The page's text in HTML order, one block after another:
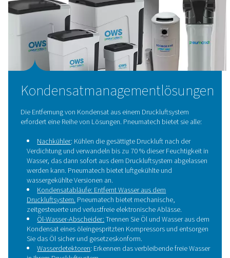
Wasserabscheider
Wasserabscheider sind wesentliche
festen Verschmutzungen aus der Druckluft zu
effektive Entfernung von Feuchtigkeit verhindern diese
Korrosion, schützen nachgeschaltete Geräte und
Gesamteffizienz und Zuverlässigkeit des